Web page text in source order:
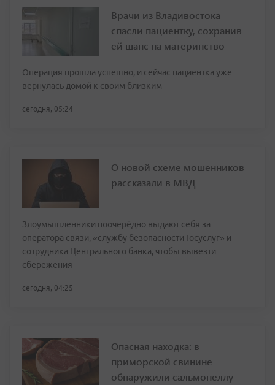
Врачи из Владивостока
спасли пациентку, сохранив
ей шанс на материнство
Операция прошла успешно, и сейчас пациентка уже
вернулась домой к своим близким
сегодня, 05:24
О новой схеме мошенников
рассказали в МВД
Злоумышленники поочерёдно выдают себя за
оператора связи, «службу безопасности Госуслуг» и
сотрудника Центрального банка, чтобы вывезти
сбережения
сегодня, 04:25
Опасная находка: в
приморской свинине
обнаружили сальмонеллу